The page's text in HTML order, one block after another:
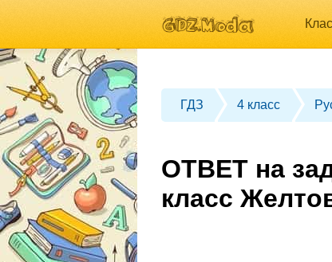
ГДЗ 4 класс
ОТВЕТ на
класс